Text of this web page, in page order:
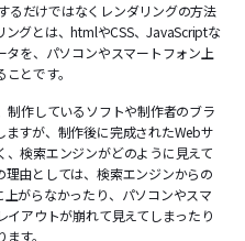
るだけではなくレンダリングの方法
グとは、htmlやCSS、JavaScriptな
タを、パソコンやスマートフォン上
とです。
作しているソフトや制作者のブラ
すが、制作後に完成されたWebサ
検索エンジンがどのように見えて
由としては、検索エンジンからの
がらなかったり、パソコンやスマ
アウトが崩れて見えてしまったり
す。